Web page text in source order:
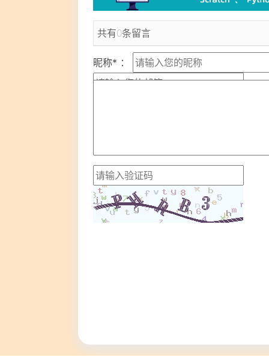
共有0条留言
昵称* ：